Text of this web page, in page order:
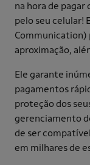
na hora de
pelo seu celular!
Communication)
aproximação,
Ele garante
pagamentos
proteção dos
gerenciamento
de ser
em milhares de